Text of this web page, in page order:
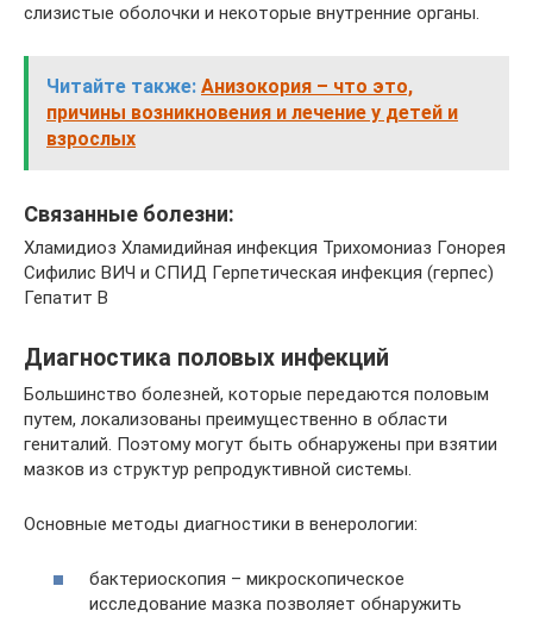
слизистые оболочки и некоторые внутренние органы.
Читайте также: Анизокория – что это,
причины возникновения и лечение у детей и
взрослых
Связанные болезни:
Хламидиоз Хламидийная инфекция Трихомониаз Гонорея
Сифилис ВИЧ и СПИД Герпетическая инфекция (герпес)
Гепатит B
Диагностика половых инфекций
Большинство болезней, которые передаются половым
путем, локализованы преимущественно в области
гениталий. Поэтому могут быть обнаружены при взятии
мазков из структур репродуктивной системы.
Основные методы диагностики в венерологии:
бактериоскопия – микроскопическое
исследование мазка позволяет обнаружить